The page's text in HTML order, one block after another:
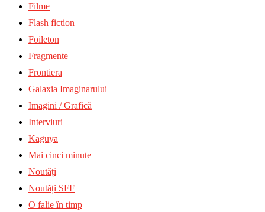
Filme
Flash fiction
Foileton
Fragmente
Frontiera
Galaxia Imaginarului
Imagini / Grafică
Interviuri
Kaguya
Mai cinci minute
Noutăți
Noutăți SFF
O falie în timp